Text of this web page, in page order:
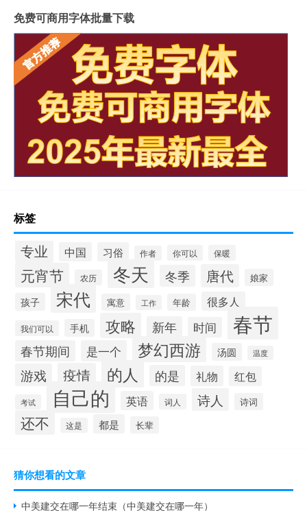
免费可商用字体批量下载
标签
专业 中国 习俗 作者 你可以 保暖
元宵节 农历 冬天 冬季 唐代 娘家
孩子 宋代 寓意 工作 年龄 很多人
我们可以 手机 攻略 新年 时间 春节
春节期间 是一个 梦幻西游 汤圆 温度
游戏 疫情 的人 的是 礼物 红包
考试 自己的 英语 词人 诗人 诗词
还不 这是 都是 长辈
猜你想看的文章
中美建交在哪一年结束（中美建交在哪一年）